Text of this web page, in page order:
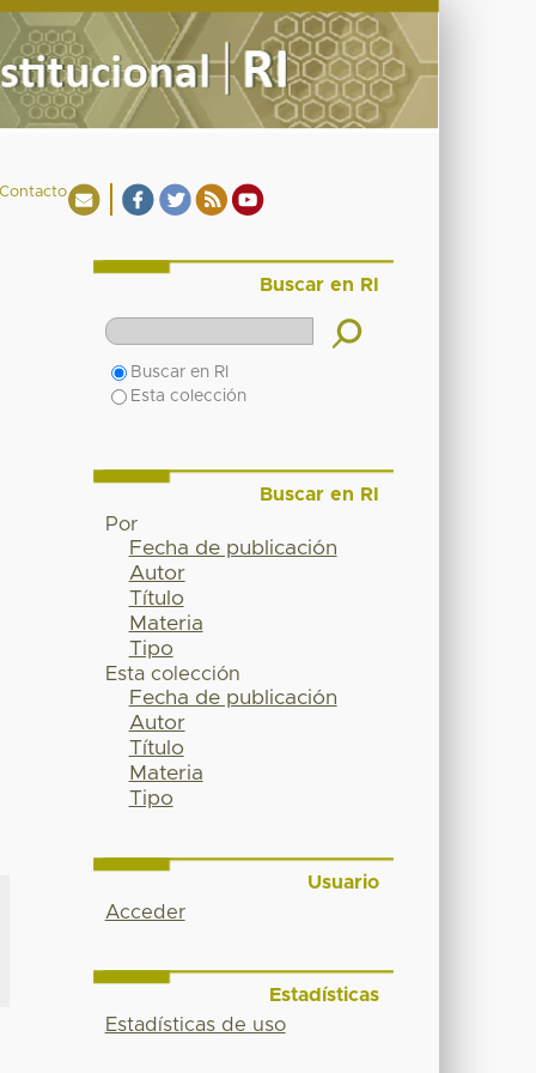
Contacto
Buscar en RI
Buscar en RI
Esta colección
Buscar en RI
Por
Fecha de publicación
Autor
Título
Materia
Tipo
Esta colección
Fecha de publicación
Autor
Título
Materia
Tipo
Usuario
Acceder
Estadísticas
Estadísticas de uso